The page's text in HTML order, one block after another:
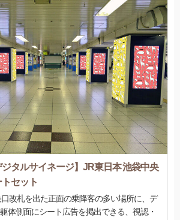
ジタルサイネージ】JR東日本 池袋中央
セット
改札を出た正面の乗降客の多い場所に、デ
体側面にシート広告を掲出できる、視認・